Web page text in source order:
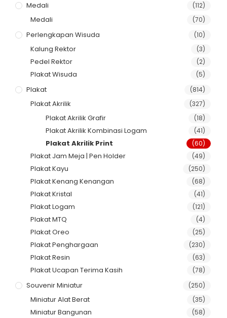
Medali (112)
Medali (70)
Perlengkapan Wisuda (10)
Kalung Rektor (3)
Pedel Rektor (2)
Plakat Wisuda (5)
Plakat (814)
Plakat Akrilik (327)
Plakat Akrilik Grafir (18)
Plakat Akrilik Kombinasi Logam (41)
Plakat Akrilik Print (60)
Plakat Jam Meja | Pen Holder (49)
Plakat Kayu (250)
Plakat Kenang Kenangan (68)
Plakat Kristal (41)
Plakat Logam (121)
Plakat MTQ (4)
Plakat Oreo (25)
Plakat Penghargaan (230)
Plakat Resin (63)
Plakat Ucapan Terima Kasih (78)
Souvenir Miniatur (250)
Miniatur Alat Berat (35)
Miniatur Bangunan (58)